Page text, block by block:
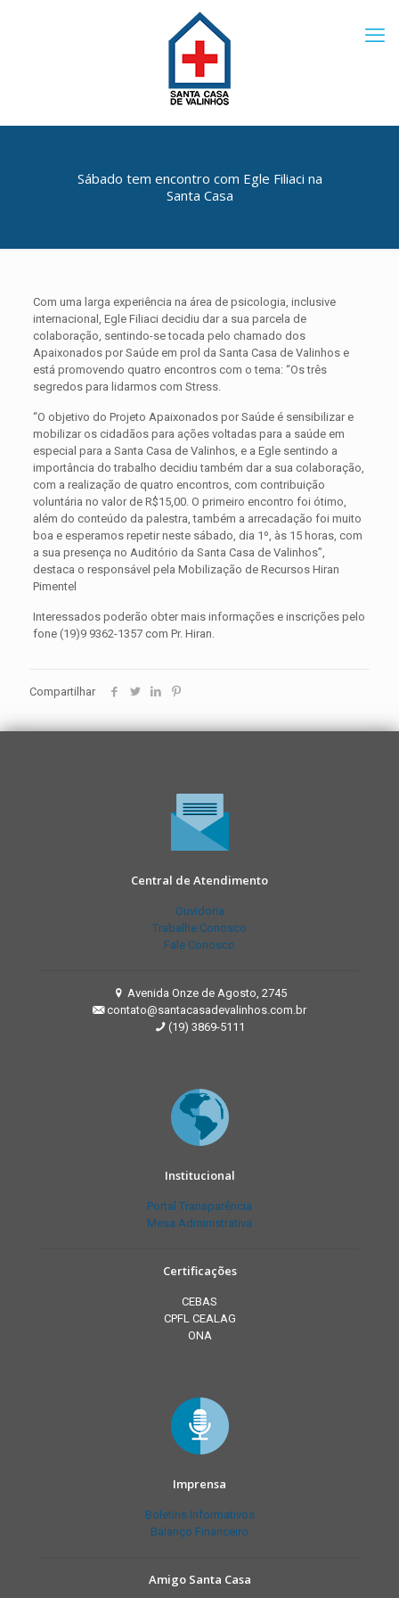
Sábado tem encontro com Egle Filiaci na
Santa Casa
Com uma larga experiência na área de psicologia, inclusive
internacional, Egle Filiaci decidiu dar a sua parcela de
colaboração, sentindo-se tocada pelo chamado dos
Apaixonados por Saúde em prol da Santa Casa de Valinhos e
está promovendo quatro encontros com o tema: “Os três
segredos para lidarmos com Stress.
“O objetivo do Projeto Apaixonados por Saúde é sensibilizar e
mobilizar os cidadãos para ações voltadas para a saúde em
especial para a Santa Casa de Valinhos, e a Egle sentindo a
importância do trabalho decidiu também dar a sua colaboração,
com a realização de quatro encontros, com contribuição
voluntária no valor de R$15,00. O primeiro encontro foi ótimo,
além do conteúdo da palestra, também a arrecadação foi muito
boa e esperamos repetir neste sábado, dia 1º, às 15 horas, com
a sua presença no Auditório da Santa Casa de Valinhos”,
destaca o responsável pela Mobilização de Recursos Hiran
Pimentel
Interessados poderão obter mais informações e inscrições pelo
fone (19)9 9362-1357 com Pr. Hiran.
Compartilhar
Central de Atendimento
Ouvidoria
Trabalhe Conosco
Fale Conosco
Avenida Onze de Agosto, 2745
contato@santacasadevalinhos.com.br
(19) 3869-5111
Institucional
Portal Transparência
Mesa Administrativa
Certificações
CEBAS
CPFL CEALAG
ONA
Imprensa
Boletins Informativos
Balanço Financeiro
Amigo Santa Casa